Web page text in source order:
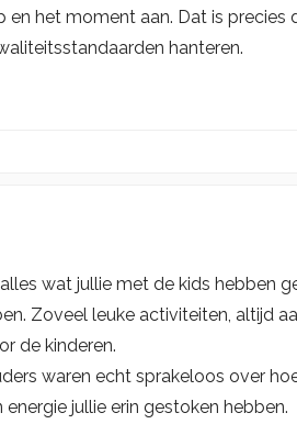
en het moment aan. Dat is precies
hanteren.
wat jullie met de kids hebben
Zoveel leuke activiteiten, altijd
de kinderen.
waren echt sprakeloos over
jullie erin gestoken hebben.